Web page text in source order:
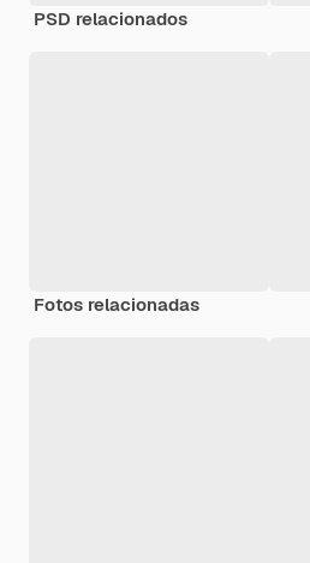
PSD relacionados
Fotos relacionadas